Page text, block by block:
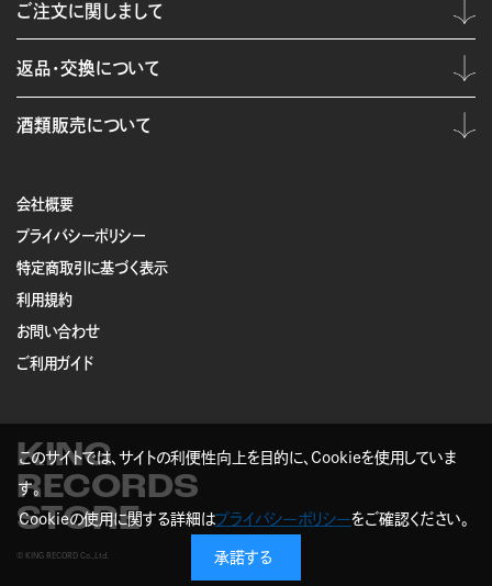
会社概要
プライバシーポリシー
特定商取引に基づく表示
利用規約
お問い合わせ
ご利用ガイド
KING
RECORDS
STORE
© KING RECORD Co.,Ltd.
ご注文に関しまして
返品・交換について
酒類販売について
このサイトでは、サイトの利便性向上を目的に、Cookieを使用していま
す。
Cookieの使用に関する詳細はプライバシーポリシーをご確認ください。
承諾する